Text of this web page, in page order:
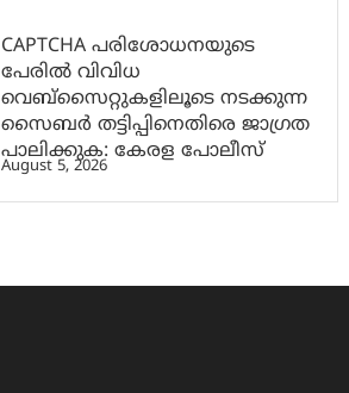
CAPTCHA പരിശോധനയുടെ
പേരില്‍ വിവിധ
വെബ്സൈറ്റുകളിലൂടെ നടക്കുന്ന
സൈബര്‍ തട്ടിപ്പിനെതിരെ ജാഗ്രത
പാലിക്കുക: കേരള പോലീസ്
August 5, 2026